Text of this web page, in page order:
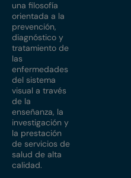
una filosofía
orientada a la
prevención,
diagnóstico y
tratamiento de
las
enfermedades
del sistema
visual a través
de la
enseñanza, la
investigación y
la prestación
de servicios de
salud de alta
calidad.